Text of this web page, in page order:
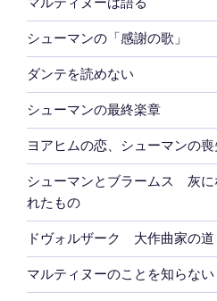
シューマンの「感謝の歌」
ダンテを読めない
シューマンの最終楽章
ヨアヒムの恋、シューマンの喪
シューマンとブラームス 灰に
れたもの
ドヴォルザーク 大作曲家の道
マルティヌーのことを知らない